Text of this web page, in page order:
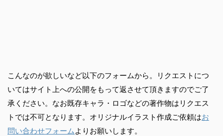
こんなのが欲しいなど以下のフォームから。リクエストにつ
いてはサイト上への公開をもって返させて頂きますのでご了
承ください。なお既存キャラ・ロゴなどの著作物はリクエス
トでは不可となります。オリジナルイラスト作成ご依頼はお
問い合わせフォーム よりお願いします。